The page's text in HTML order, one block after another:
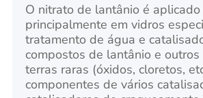
O nitrato de lantânio é aplicado
principalmente em vidros
tratamento de água e
compostos de lantânio e
terras raras (óxidos, cloretos,
componentes de vários